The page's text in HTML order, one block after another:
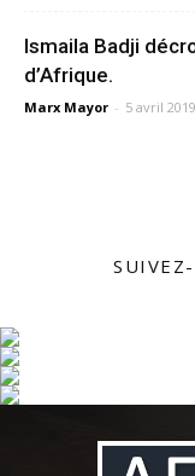
Ismaila Badji
d’Afrique.
Marx Mayor - 5 avril 2019